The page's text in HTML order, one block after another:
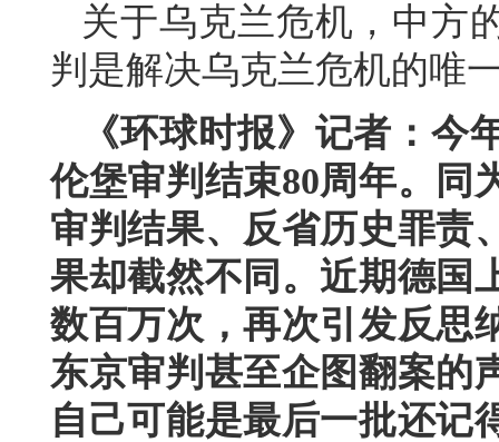
关于乌克兰危机，中方
判是解决乌克兰危机的唯
《环球时报》记者：今
伦堡审判结束80周年。同
审判结果、反省历史罪责
果却截然不同。近期德国
数百万次，再次引发反思
东京审判甚至企图翻案的
自己可能是最后一批还记